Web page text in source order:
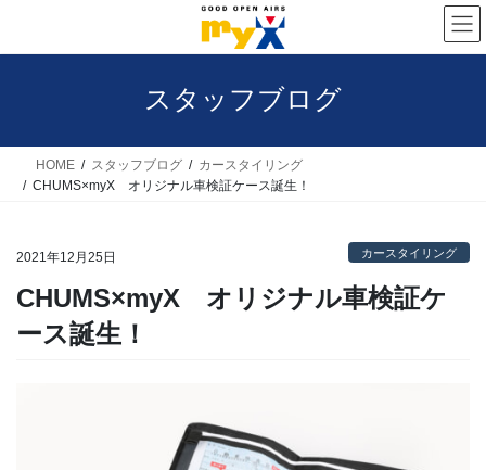
スタッフブログ
HOME スタッフブログ
カースタイリング
CHUMS×myX オリジナル車検証ケース誕生！
2021年12月25日 カースタイリング
CHUMS×myX オリジナル車検証ケ
ース誕生！